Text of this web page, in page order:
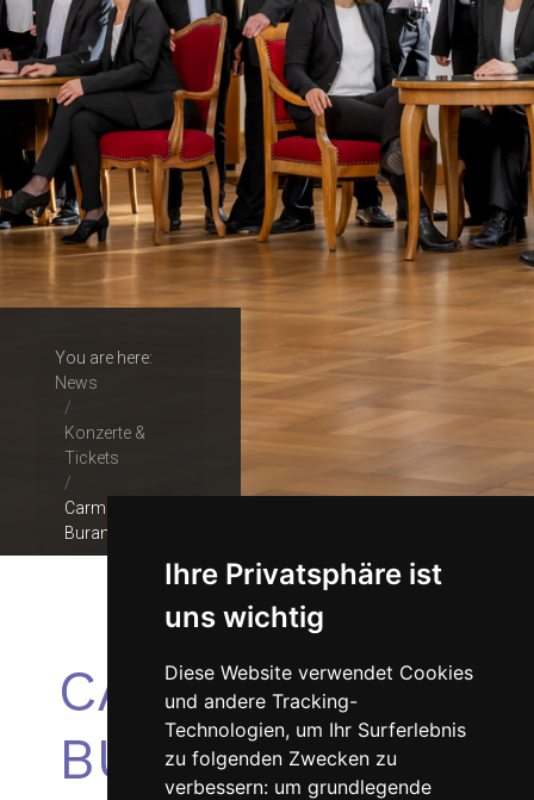
Ihre Privatsphäre ist
uns wichtig
Diese Website verwendet Cookies
und andere Tracking-
Technologien, um Ihr Surferlebnis
zu folgenden Zwecken zu
verbessern: um grundlegende
You are here:
News
Konzerte &
Tickets
Carmina
Burana
CARMINA
BURANA